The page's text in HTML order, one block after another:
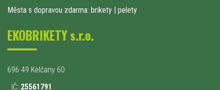
Města s dopravou zdarma: brikety | pelety
EKOBRIKETY s.r.o.
696 49 Kelčany 60
IČ: 25561791